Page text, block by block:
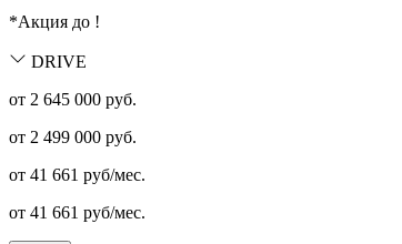
*Акция до !
DRIVE
от 2 645 000 руб.
от 2 499 000 руб.
от 41 661 руб/мес.
от 41 661 руб/мес.